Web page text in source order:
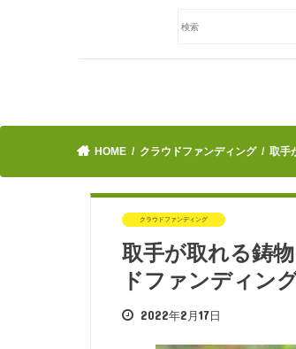
HOME クラウドファンディング 取手
クラウドファンディング
取手が取れる鋳
ドファンディン
2022年2月17日